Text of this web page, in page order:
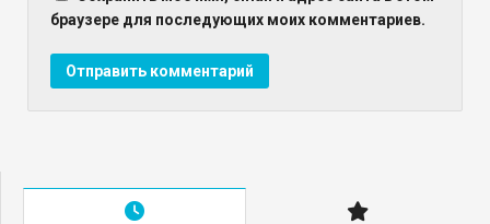
браузере для последующих моих комментариев.